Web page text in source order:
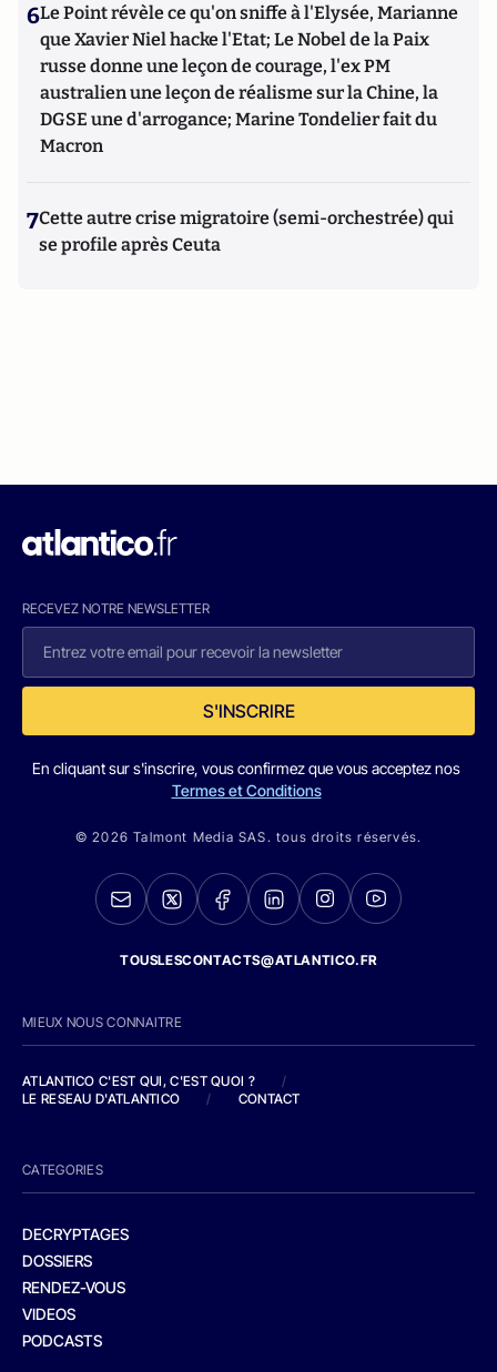
6Le Point révèle ce qu'on sniffe à l'Elysée, Marianne
que Xavier Niel hacke l'Etat; Le Nobel de la Paix
russe donne une leçon de courage, l'ex PM
australien une leçon de réalisme sur la Chine, la
DGSE une d'arrogance; Marine Tondelier fait du
Macron
7Cette autre crise migratoire (semi-orchestrée) qui
se profile après Ceuta
RECEVEZ NOTRE NEWSLETTER
S'INSCRIRE
En cliquant sur s'inscrire, vous confirmez que vous acceptez nos
Termes et Conditions
© 2026 Talmont Media SAS. tous droits réservés.
TOUSLESCONTACTS@ATLANTICO.FR
MIEUX NOUS CONNAITRE
ATLANTICO C'EST QUI, C'EST QUOI ?
/
LE RESEAU D'ATLANTICO
/ CONTACT
CATEGORIES
DECRYPTAGES
DOSSIERS
RENDEZ-VOUS
VIDEOS
PODCASTS